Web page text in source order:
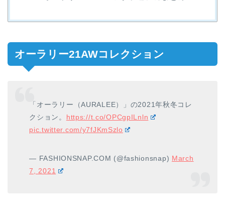
オーラリー21AWコレクション
「オーラリー（AURALEE）」の2021年秋冬コレ
クション。 https://t.co/OPCgpILnln
pic.twitter.com/y7fJKmSzlo
— FASHIONSNAP.COM (@fashionsnap) March
7, 2021